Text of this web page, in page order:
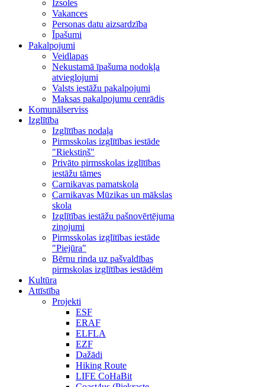
Izsoles
Vakances
Personas datu aizsardzība
Īpašumi
Pakalpojumi
Veidlapas
Nekustamā īpašuma nodokļa
atvieglojumi
Valsts iestāžu pakalpojumi
Maksas pakalpojumu cenrādis
Komunālserviss
Izglītība
Izglītības nodaļa
Pirmsskolas izglītības iestāde
"Riekstiņš"
Privāto pirmsskolas izglītības
iestāžu tāmes
Carnikavas pamatskola
Carnikavas Mūzikas un mākslas
skola
Izglītības iestāžu pašnovērtējuma
ziņojumi
Pirmsskolas izglītības iestāde
"Piejūra"
Bērnu rinda uz pašvaldības
pirmskolas izglītības iestādēm
Kultūra
Attīstība
Projekti
ESF
ERAF
ELFLA
EZF
Dažādi
Hiking Route
LIFE CoHaBit